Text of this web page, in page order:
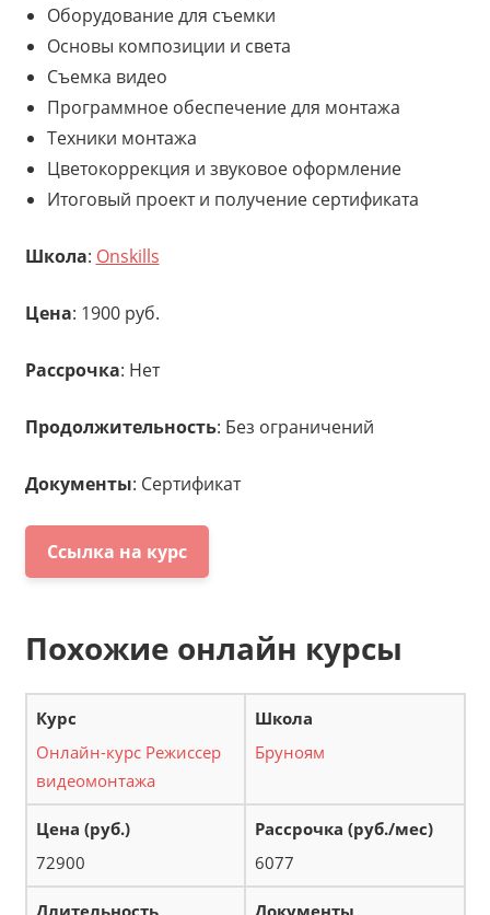
Оборудование для съемки
Основы композиции и света
Съемка видео
Программное обеспечение для монтажа
Техники монтажа
Цветокоррекция и звуковое оформление
Итоговый проект и получение сертификата
Школа: Onskills
Цена: 1900 руб.
Рассрочка: Нет
Продолжительность: Без ограничений
Документы: Сертификат
Ссылка на курс
Похожие онлайн курсы
Онлайн-курс Режиссер
видеомонтажа
Бруноям
72900 6077